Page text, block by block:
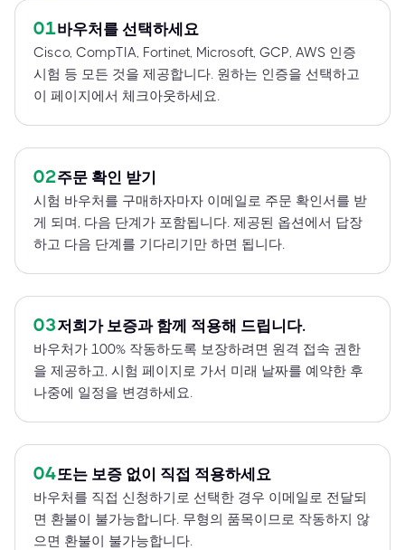
01바우처를 선택하세요
Cisco, CompTIA, Fortinet, Microsoft, GCP, AWS 인증
시험 등 모든 것을 제공합니다. 원하는 인증을 선택하고
이 페이지에서 체크아웃하세요.
02주문 확인 받기
시험 바우처를 구매하자마자 이메일로 주문 확인서를 받
게 되며, 다음 단계가 포함됩니다. 제공된 옵션에서 답장
하고 다음 단계를 기다리기만 하면 됩니다.
03저희가 보증과 함께 적용해 드립니다.
바우처가 100% 작동하도록 보장하려면 원격 접속 권한
을 제공하고, 시험 페이지로 가서 미래 날짜를 예약한 후
나중에 일정을 변경하세요.
04또는 보증 없이 직접 적용하세요
바우처를 직접 신청하기로 선택한 경우 이메일로 전달되
면 환불이 불가능합니다. 무형의 품목이므로 작동하지 않
으면 환불이 불가능합니다.